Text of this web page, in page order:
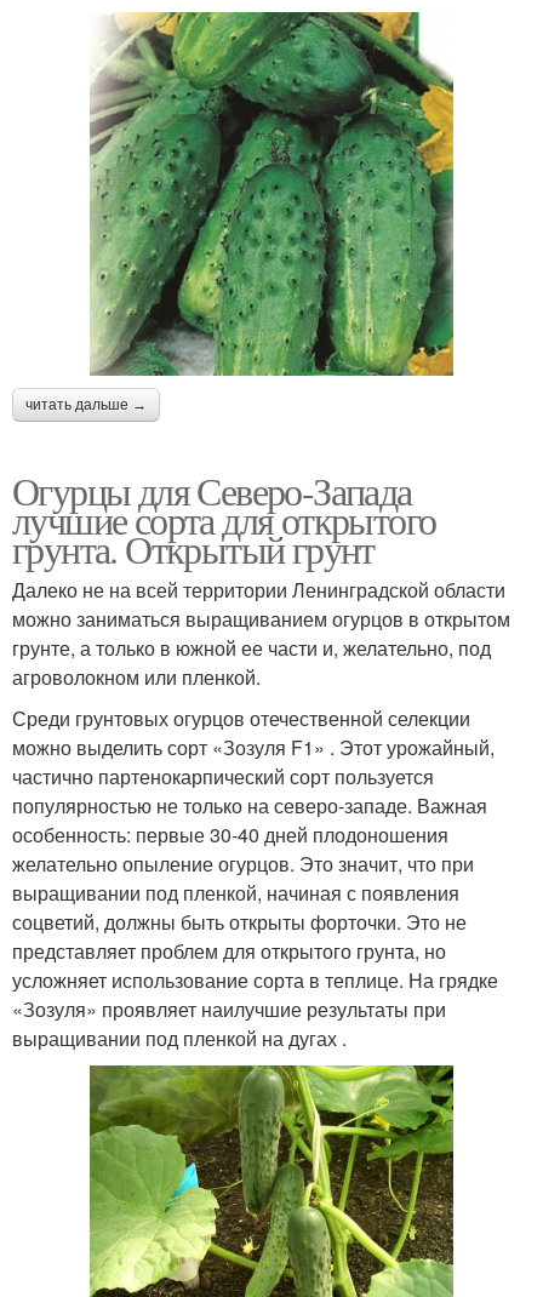
читать дальше →
Огурцы для Северо-Запада
лучшие сорта для открытого
грунта. Открытый грунт
Далеко не на всей территории Ленинградской области
можно заниматься выращиванием огурцов в открытом
грунте, а только в южной ее части и, желательно, под
агроволокном или пленкой.
Среди грунтовых огурцов отечественной селекции
можно выделить сорт «Зозуля F1» . Этот урожайный,
частично партенокарпический сорт пользуется
популярностью не только на северо-западе. Важная
особенность: первые 30-40 дней плодоношения
желательно опыление огурцов. Это значит, что при
выращивании под пленкой, начиная с появления
соцветий, должны быть открыты форточки. Это не
представляет проблем для открытого грунта, но
усложняет использование сорта в теплице. На грядке
«Зозуля» проявляет наилучшие результаты при
выращивании под пленкой на дугах .